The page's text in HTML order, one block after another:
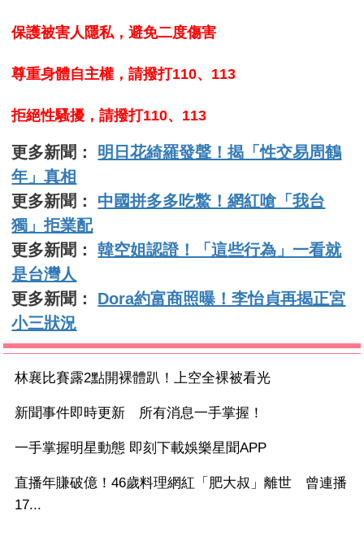
保護被害人隱私，避免二度傷害
尊重身體自主權，請撥打110、113
拒絕性騷擾，請撥打110、113
更多新聞： 明日花綺羅發聲！揭「性交易周鶴
年」真相
更多新聞： 中國拼多多吃鱉！網紅嗆「我台
獨」拒業配
更多新聞：韓空姐認證！「這些行為」一看就
是台灣人
更多新聞： Dora約富商照曝！李怡貞再揭正宮
小三狀況
林襄比賽露2點開裸體趴！上空全裸被看光
新聞事件即時更新 所有消息一手掌握！
一手掌握明星動態 即刻下載娛樂星聞APP
直播年賺破億！46歲料理網紅「肥大叔」離世 曾連播
17...